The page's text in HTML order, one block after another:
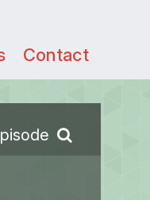
Contact